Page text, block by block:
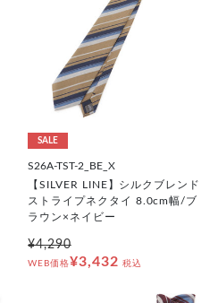
SALE
S26A-TST-2_BE_X
【SILVER LINE】シルクブレンド
ストライプネクタイ 8.0cm幅/ブ
ラウン×ネイビー
¥4,290
WEB価格¥3,432 税込